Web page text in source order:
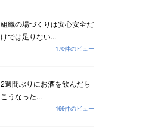
組織の場づくりは安心安全だ
けでは足りない...
170件のビュー
2週間ぶりにお酒を飲んだら
こうなった...
166件のビュー